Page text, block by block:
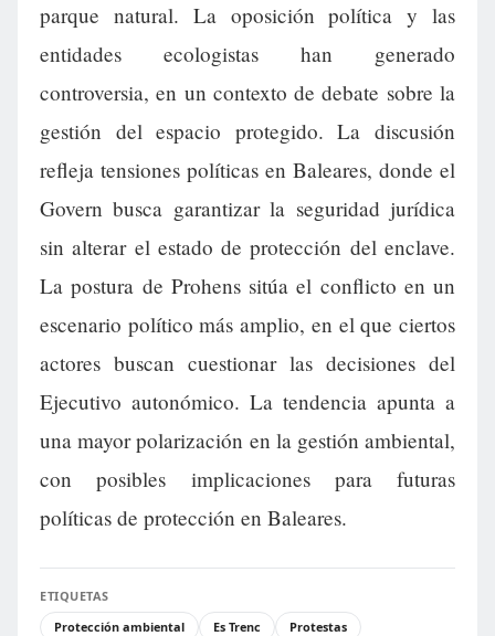
parque natural. La oposición política y las
entidades ecologistas han generado
controversia, en un contexto de debate sobre la
gestión del espacio protegido. La discusión
refleja tensiones políticas en Baleares, donde el
Govern busca garantizar la seguridad jurídica
sin alterar el estado de protección del enclave.
La postura de Prohens sitúa el conflicto en un
escenario político más amplio, en el que ciertos
actores buscan cuestionar las decisiones del
Ejecutivo autonómico. La tendencia apunta a
una mayor polarización en la gestión ambiental,
con posibles implicaciones para futuras
políticas de protección en Baleares.
ETIQUETAS
Protección ambiental
Es Trenc
Protestas